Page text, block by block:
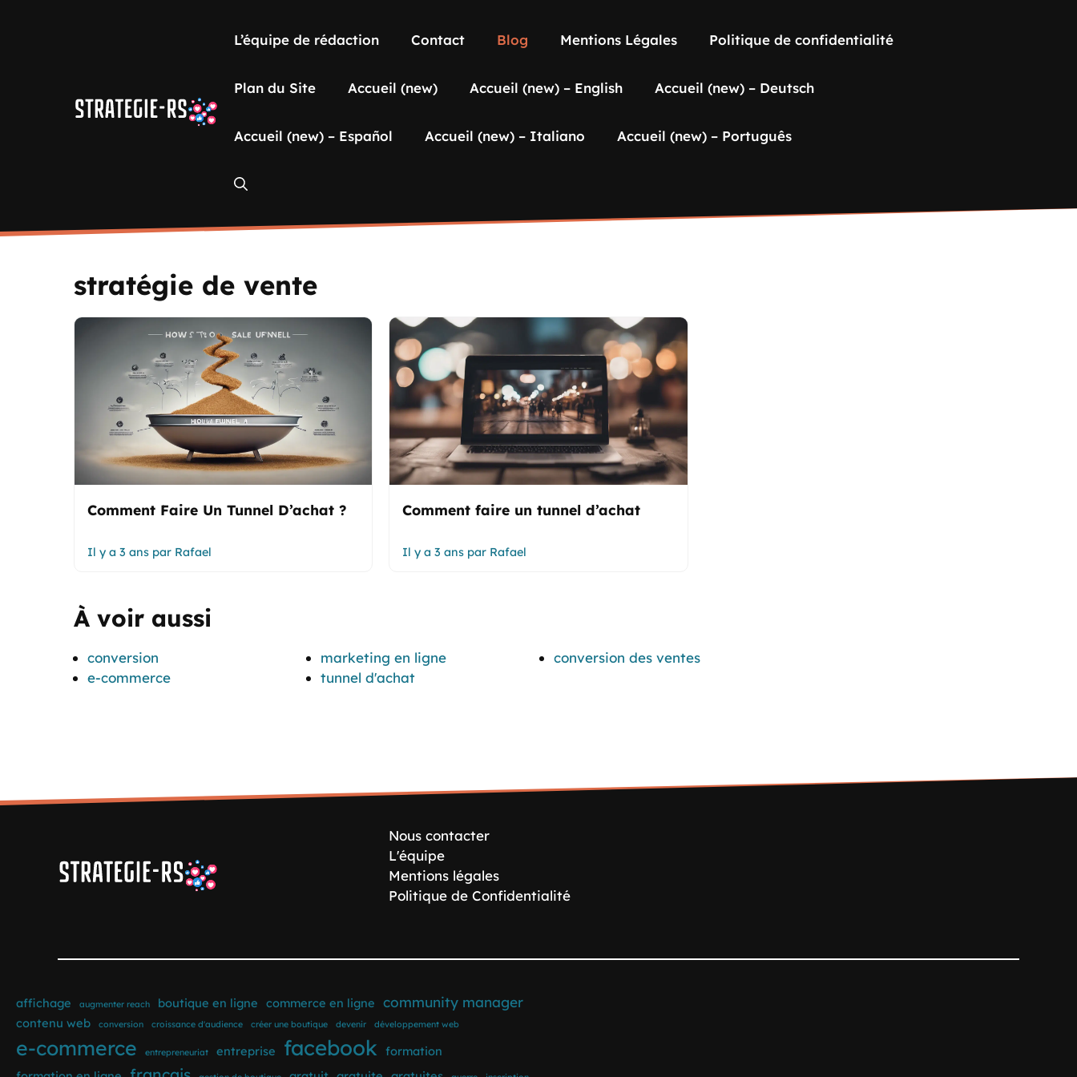
L’équipe de rédaction Contact Blog Mentions Légales Politique de confidentialité
Plan du Site Accueil (new) Accueil (new) – English Accueil (new) – Deutsch
Accueil (new) – Español Accueil (new) – Italiano Accueil (new) – Português
stratégie de vente
Comment Faire Un Tunnel D’achat ?
Il y a 3 ans par Rafael
Comment faire un tunnel d’achat
Il y a 3 ans par Rafael
À voir aussi
conversion
e-commerce
marketing en ligne
tunnel d'achat
conversion des ventes
Nous contacter
L'équipe
Mentions légales
Politique de Confidentialité
affichage augmenter reach boutique en ligne commerce en ligne community manager
contenu web conversion croissance d'audience créer une boutique devenir développement web
e-commerce entrepreneuriat entreprise facebook formation